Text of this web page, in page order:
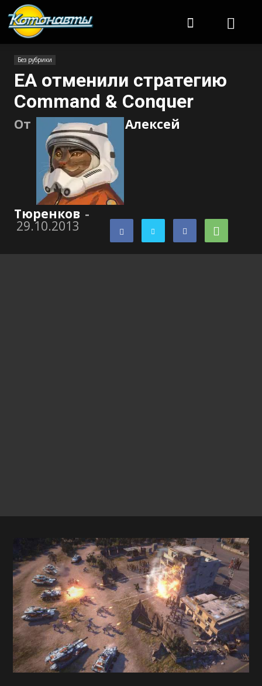
Без рубрики
EA отменили стратегию
Command & Conquer
От Алексей
Тюренков -
29.10.2013